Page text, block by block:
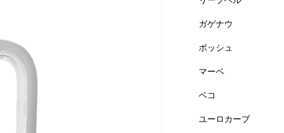
ガゲナウ
ボッシュ
マーベ
ベコ
ユーロカーブ